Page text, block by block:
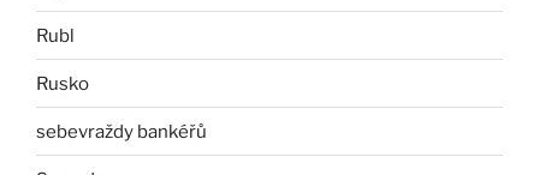
Rubl
Rusko
sebevraždy bankéřů